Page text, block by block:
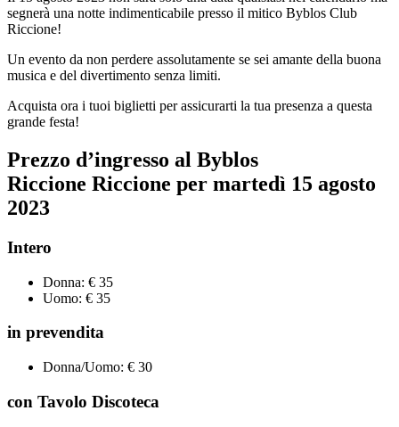
segnerà una notte indimenticabile presso il mitico Byblos Club
Riccione!
Un evento da non perdere assolutamente se sei amante della buona
musica e del divertimento senza limiti.
Acquista ora i tuoi biglietti per assicurarti la tua presenza a questa
grande festa!
Prezzo d’ingresso al Byblos
Riccione Riccione per martedì 15 agosto
2023
Intero
Donna: € 35
Uomo: € 35
in prevendita
Donna/Uomo: € 30
con Tavolo Discoteca